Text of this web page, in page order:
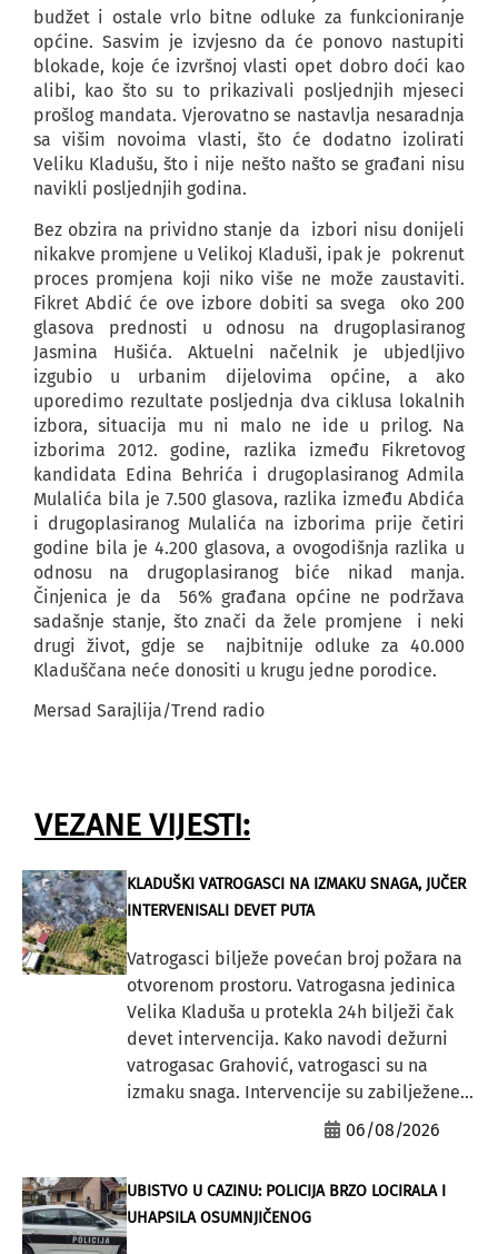
budžet i ostale vrlo bitne odluke za funkcioniranje
općine. Sasvim je izvjesno da će ponovo nastupiti
blokade, koje će izvršnoj vlasti opet dobro doći kao
alibi, kao što su to prikazivali posljednjih mjeseci
prošlog mandata. Vjerovatno se nastavlja nesaradnja
sa višim novoima vlasti, što će dodatno izolirati
Veliku Kladušu, što i nije nešto našto se građani nisu
navikli posljednjih godina.
Bez obzira na prividno stanje da izbori nisu donijeli
nikakve promjene u Velikoj Kladuši, ipak je pokrenut
proces promjena koji niko više ne može zaustaviti.
Fikret Abdić će ove izbore dobiti sa svega oko 200
glasova prednosti u odnosu na drugoplasiranog
Jasmina Hušića. Aktuelni načelnik je ubjedljivo
izgubio u urbanim dijelovima općine, a ako
uporedimo rezultate posljednja dva ciklusa lokalnih
izbora, situacija mu ni malo ne ide u prilog. Na
izborima 2012. godine, razlika između Fikretovog
kandidata Edina Behrića i drugoplasiranog Admila
Mulalića bila je 7.500 glasova, razlika između Abdića
i drugoplasiranog Mulalića na izborima prije četiri
godine bila je 4.200 glasova, a ovogodišnja razlika u
odnosu na drugoplasiranog biće nikad manja.
Činjenica je da 56% građana općine ne podržava
sadašnje stanje, što znači da žele promjene i neki
drugi život, gdje se najbitnije odluke za 40.000
Kladuščana neće donositi u krugu jedne porodice.
Mersad Sarajlija/Trend radio
VEZANE VIJESTI:
KLADUŠKI VATROGASCI NA IZMAKU SNAGA, JUČER
INTERVENISALI DEVET PUTA
Vatrogasci bilježe povećan broj požara na
otvorenom prostoru. Vatrogasna jedinica
Velika Kladuša u protekla 24h bilježi čak
devet intervencija. Kako navodi dežurni
vatrogasac Grahović, vatrogasci su na
izmaku snaga. Intervencije su zabilježene...
06/08/2026
UBISTVO U CAZINU: POLICIJA BRZO LOCIRALA I
UHAPSILA OSUMNJIČENOG